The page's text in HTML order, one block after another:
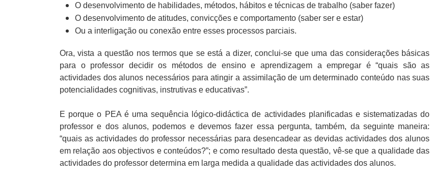
O desenvolvimento de habilidades, métodos, hábitos e técnicas de trabalho (saber fazer)
O desenvolvimento de atitudes, convicções e comportamento (saber ser e estar)
Ou a interligação ou conexão entre esses processos parciais.
Ora, vista a questão nos termos que se está a dizer, conclui-se que uma das considerações básicas
para o professor decidir os métodos de ensino e aprendizagem a empregar é “quais são as
actividades dos alunos necessários para atingir a assimilação de um determinado conteúdo nas suas
potencialidades cognitivas, instrutivas e educativas”.
E porque o PEA é uma sequência lógico-didáctica de actividades planificadas e sistematizadas do
professor e dos alunos, podemos e devemos fazer essa pergunta, também, da seguinte maneira:
“quais as actividades do professor necessárias para desencadear as devidas actividades dos alunos
em relação aos objectivos e conteúdos?”; e como resultado desta questão, vê-se que a qualidade das
actividades do professor determina em larga medida a qualidade das actividades dos alunos.